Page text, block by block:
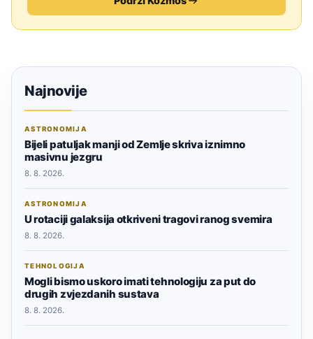
Najnovije
ASTRONOMIJA
Bijeli patuljak manji od Zemlje skriva iznimno
masivnu jezgru
8. 8. 2026.
ASTRONOMIJA
U rotaciji galaksija otkriveni tragovi ranog svemira
8. 8. 2026.
TEHNOLOGIJA
Mogli bismo uskoro imati tehnologiju za put do
drugih zvjezdanih sustava
8. 8. 2026.